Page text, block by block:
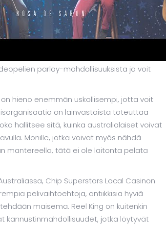
parlay-mahdollisuuksista ja voit
hieno enemmän uskollisempi, jotta voit
on lainvastaista toteuttaa
hallitsee sitä, kuinka australialaiset voivat
Monille, jotka voivat myös nähdä
mantereella, tätä ei ole laitonta pelata
Chip Superstars Local Casinon
pelivaihtoehtoja, antiikkisia hyviä
maisema. Reel King on kuitenkin
jotka löytyvät